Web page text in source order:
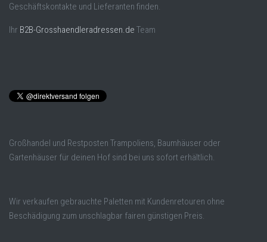
Geschäftskontakte und Lieferanten finden.
Ihr B2B-Grosshaendleradressen.de Team
Großhandel und Restposten Trampoliens, Baumhäuser oder
Gartenhäuser für deinen Hof sind bei uns sofort erhältlich.
Wir verkaufen gebrauchte Paletten mit Kundenretouren ohne
Beschädigung zum unschlagbar fairen günstigen Preis.